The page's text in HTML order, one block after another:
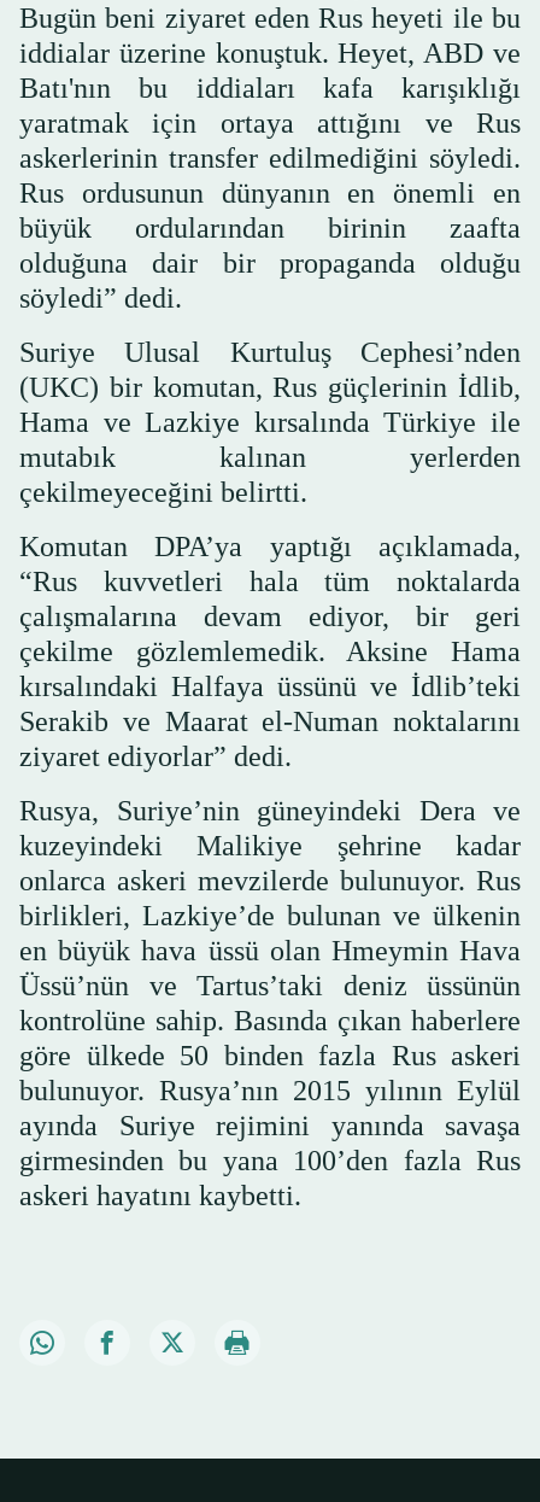
Bugün beni ziyaret eden Rus heyeti ile bu
iddialar üzerine konuştuk. Heyet, ABD ve
Batı'nın bu iddiaları kafa karışıklığı
yaratmak için ortaya attığını ve Rus
askerlerinin transfer edilmediğini söyledi.
Rus ordusunun dünyanın en önemli en
büyük ordularından birinin zaafta
olduğuna dair bir propaganda olduğu
söyledi” dedi.
Suriye Ulusal Kurtuluş Cephesi’nden
(UKC) bir komutan, Rus güçlerinin İdlib,
Hama ve Lazkiye kırsalında Türkiye ile
mutabık kalınan yerlerden
çekilmeyeceğini belirtti.
Komutan DPA’ya yaptığı açıklamada,
“Rus kuvvetleri hala tüm noktalarda
çalışmalarına devam ediyor, bir geri
çekilme gözlemlemedik. Aksine Hama
kırsalındaki Halfaya üssünü ve İdlib’teki
Serakib ve Maarat el-Numan noktalarını
ziyaret ediyorlar” dedi.
Rusya, Suriye’nin güneyindeki Dera ve
kuzeyindeki Malikiye şehrine kadar
onlarca askeri mevzilerde bulunuyor. Rus
birlikleri, Lazkiye’de bulunan ve ülkenin
en büyük hava üssü olan Hmeymin Hava
Üssü’nün ve Tartus’taki deniz üssünün
kontrolüne sahip. Basında çıkan haberlere
göre ülkede 50 binden fazla Rus askeri
bulunuyor. Rusya’nın 2015 yılının Eylül
ayında Suriye rejimini yanında savaşa
girmesinden bu yana 100’den fazla Rus
askeri hayatını kaybetti.